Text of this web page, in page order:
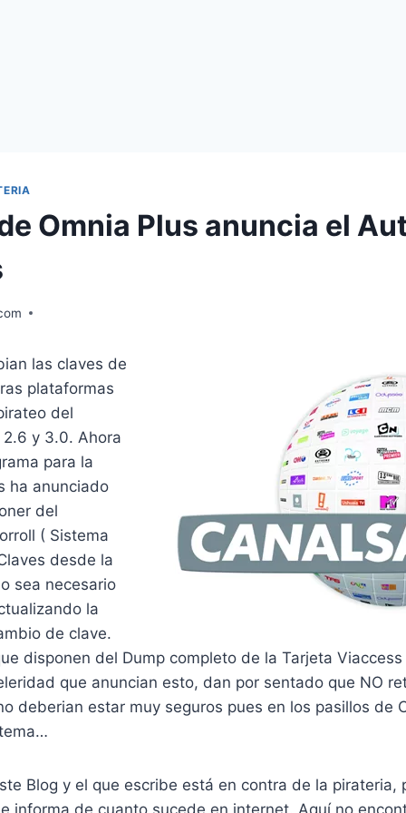
Omnia Plus anuncia el
las claves de
plataformas
del
y 3.0. Ahora
para la
ha anunciado
del
( Sistema
desde la
sea necesario
la
de clave.
disponen del Dump completo de la Tarjeta
que anuncian esto, dan por sentado que NO
deberian estar muy seguros pues en los pasillos de
Blog y el que escribe está en contra de la pirateria,
informa de cuanto sucede en internet. Aquí no